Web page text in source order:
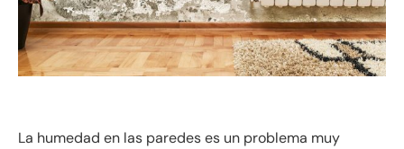
La humedad en las paredes es un problema muy